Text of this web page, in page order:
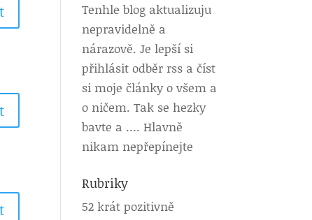
Tenhle blog aktualizuju
nepravidelně a
nárazově. Je lepší si
přihlásit odběr rss a číst
si moje články o všem a
o ničem. Tak se hezky
bavte a …. Hlavně
nikam nepřepínejte
Rubriky
52 krát pozitivně